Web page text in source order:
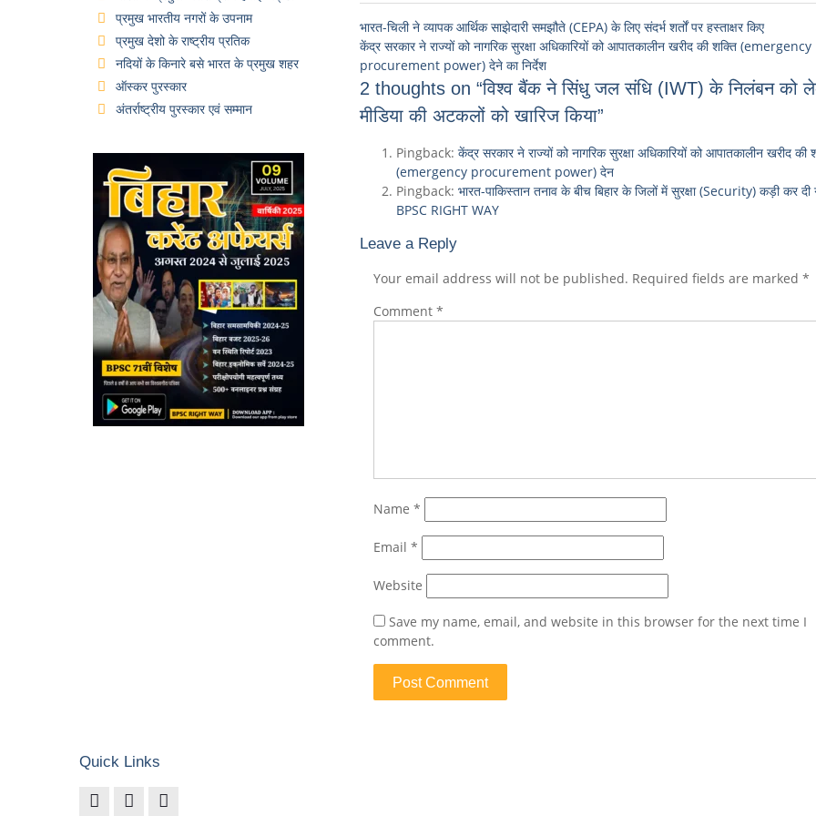
भारत-चिली ने व्यापक आर्थिक साझेदारी समझौते (CEPA) के लिए संदर्भ शर्तों पर हस्ताक्षर किए
केंद्र सरकार ने राज्यों को नागरिक सुरक्षा अधिकारियों को आपातकालीन खरीद की शक्ति (emergency
procurement power) देने का निर्देश
2 thoughts on “विश्व बैंक ने सिंधु जल संधि (IWT) के निलंबन को
मीडिया की अटकलों को खारिज किया”
Pingback: केंद्र सरकार ने राज्यों को नागरिक सुरक्षा अधिकारियों को आपातकालीन खरीद की
(emergency procurement power) देन
Pingback: भारत-पाकिस्तान तनाव के बीच बिहार के जिलों में सुरक्षा (Security) कड़ी कर दी
BPSC RIGHT WAY
Leave a Reply
Your email address will not be published. Required fields are marked *
Comment *
Name *
Email *
Website
Save my name, email, and website in this browser for the next time I
comment.
प्रमुख भारतीय नगरों के उपनाम
प्रमुख देशो के राष्ट्रीय प्रतिक
नदियों के किनारे बसे भारत के प्रमुख शहर
ऑस्कर पुरस्कार
अंतर्राष्ट्रीय पुरस्कार एवं सम्मान
Quick Links